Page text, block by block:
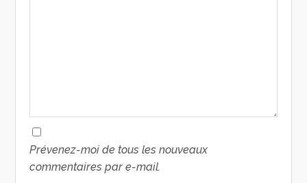
Prévenez-moi de tous les nouveaux
commentaires par e-mail.